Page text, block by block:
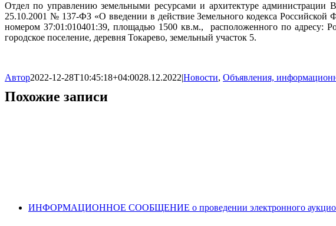
Отдел по управлению земельными ресурсами и архитектуре администрации
25.10.2001 № 137-ФЗ «О введении в действие Земельного кодекса Российской
номером 37:01:010401:39, площадью 1500 кв.м., расположенного по адресу:
городское поселение, деревня Токарево, земельный участок 5.
Автор2022-12-28T10:45:18+04:0028.12.2022|Новости, Объявления,
Похожие записи
ИНФОРМАЦИОННОЕ СООБЩЕНИЕ о проведении электронного аукциона